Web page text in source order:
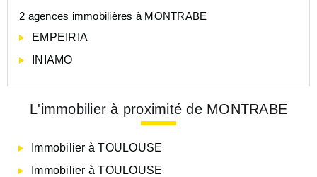
2 agences immobilières à MONTRABE
EMPEIRIA
INIAMO
L'immobilier à proximité de MONTRABE
Immobilier à TOULOUSE
Immobilier à TOULOUSE